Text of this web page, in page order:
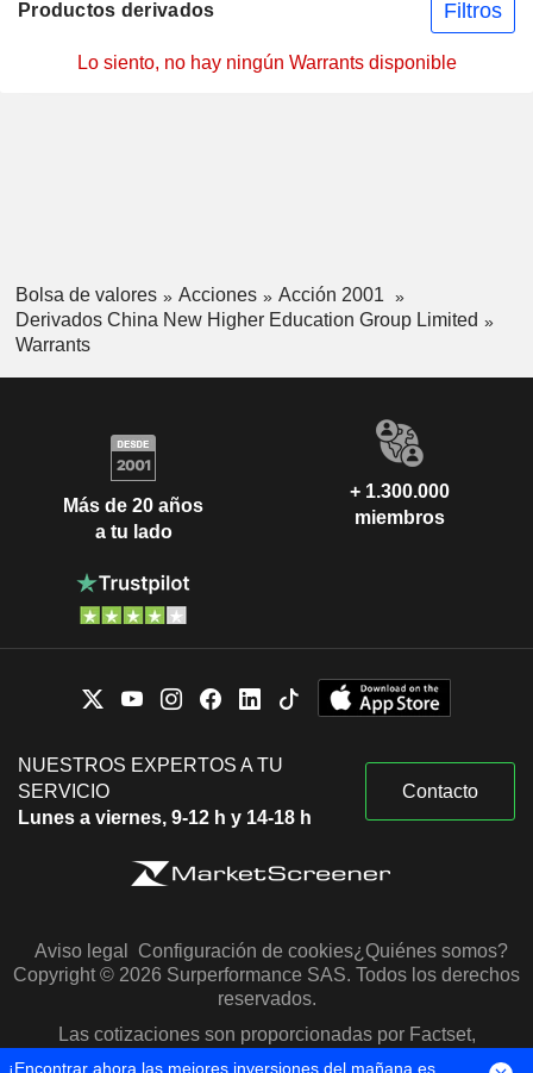
Productos derivados Filtros
Lo siento, no hay ningún Warrants disponible
Bolsa de valores Acciones
Acción 2001
Derivados China New Higher Education Group Limited
Warrants
Más de 20 años
a tu lado
+ 1.300.000
miembros
NUESTROS EXPERTOS A TU
SERVICIO
Lunes a viernes, 9-12 h y 14-18 h
Contacto
Aviso legal Configuración de cookies¿Quiénes somos?
Copyright © 2026 Surperformance SAS. Todos los derechos
reservados.
Las cotizaciones son proporcionadas por Factset,
Morningstar y S&P Capital IQ
¡Encontrar ahora las mejores inversiones del mañana es